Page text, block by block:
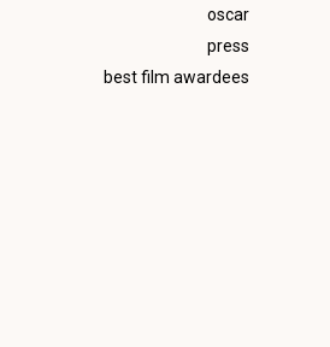
oscar
press
best film awardees